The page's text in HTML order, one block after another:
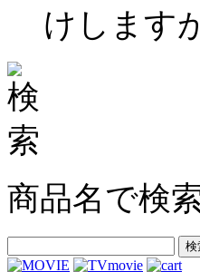
けします
商品名で検